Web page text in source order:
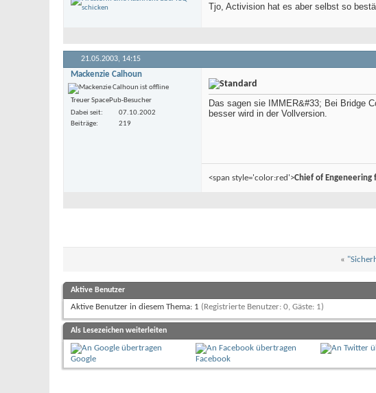
Tjo, Activision hat es aber selbst so
21.05.2003, 14:15
Mackenzie Calhoun
Treuer SpacePub-Besucher
Dabei seit
07.10.2002
Beiträge
219
Das sagen sie IMMER&#33; Bei Bridge
besser wird in der Vollversion.
<span style='color:red'>Chief of Engeneering
«
Aktive Benutzer
Aktive Benutzer in diesem Thema: 1 (Registrierte Benutzer: 0, Gäste: 1)
Als Lesezeichen weiterleiten
Google Facebook